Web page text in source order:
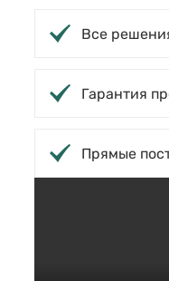
Все
Гарантия
Прямые